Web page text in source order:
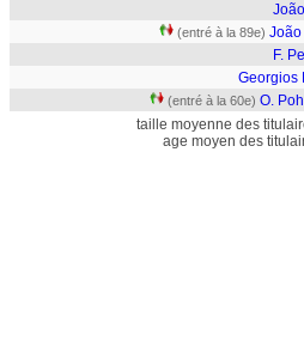
(entré à la 89e) João
F.
Georgios
(entré à la 60e) O.
taille moyenne des
age moyen des